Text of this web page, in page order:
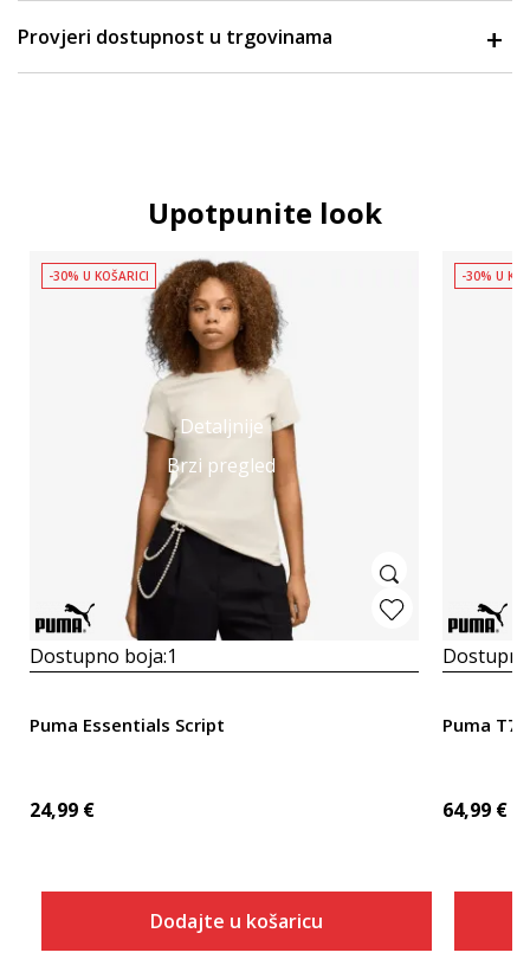
Provjeri dostupnost u trgovinama
Upotpunite look
Detaljnije
Brzi pregled
-30% U KOŠARICI
Dostupno boja:1
Puma Essentials Script
24,99 €
Dodajte u košaricu
-30% U
Puma T7
64,99 €